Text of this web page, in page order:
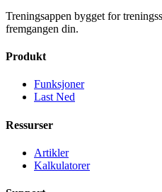
Treningsappen bygget for
fremgangen din.
Produkt
Funksjoner
Last Ned
Ressurser
Artikler
Kalkulatorer